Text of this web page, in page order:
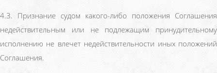
4.3. Признание судом какого-либо положения Соглашения
недействительным или не подлежащим принудительному
исполнению не влечет недействительности иных положений
Соглашения.